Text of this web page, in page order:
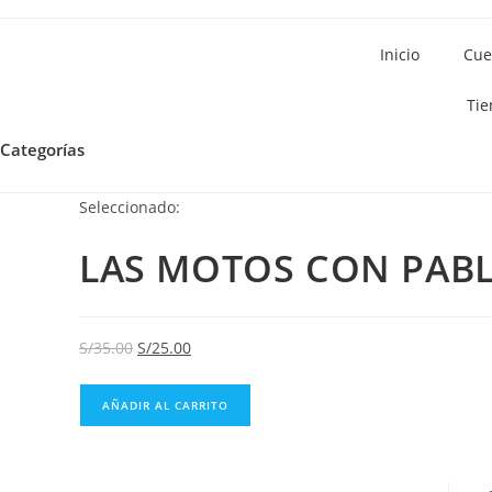
Inicio
Categorías
Seleccionado:
LAS MOTOS CON
S/35.00 S/25.00
AÑADIR AL CARRITO